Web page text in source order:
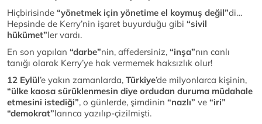
Hiçbirisinde “yönetmek için yönetime el koymuş değil”di…
Hepsinde de Kerry’nin işaret buyurduğu gibi “sivil
hükümet”ler vardı.
En son yapılan “darbe”nin, affedersiniz, “inşa”nın canlı
tanığı olarak Kerry’ye hak vermemek haksızlık olur!
12 Eylül’e yakın zamanlarda, Türkiye’de milyonlarca kişinin,
“ülke kaosa sürüklenmesin diye ordudan duruma müdahale
etmesini istediği”, o günlerde, şimdinin “nazlı” ve “iri”
“demokrat”larınca yazılıp-çizilmişti.